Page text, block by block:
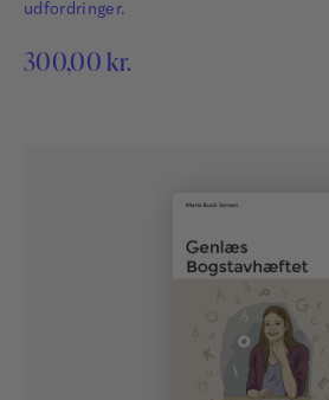
udfordringer.
300,00 kr.